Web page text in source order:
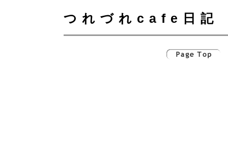
つれづれcafe日記